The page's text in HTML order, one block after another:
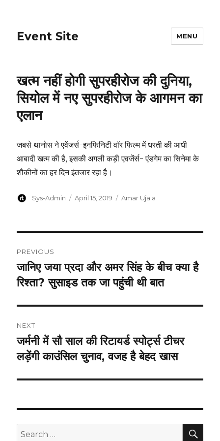
Event Site MENU
खत्म नहीं होगी सुपरहीरोज की दुनिया,
सियोल में नए सुपरहीरोज के आगमन का
एलान
जबसे थानोस ने एवेंजर्स-इनफिनिटी वॉर फिल्म में धरती की आधी
आबादी खत्म की है, इसकी अगली कड़ी एवजेंर्स- एंडगेम का सिनेमा के
शौकीनों का हर दिन इंतजार रहा है।
Author
Sys-Admin
Posted
April 15, 2019 Categories
Amar Ujala
navigation
PREVIOUS
Previous
post:
जानिए जया प्रदा और अमर सिंह के बीच क्या है
रिश्ता? सुसाइड तक जा पहुंची थी बात
NEXT
Next
post:
जर्मनी में सौ साल की रिटायर्ड स्पोर्ट्स टीचर
लड़ेंगी काउंसिल चुनाव, वजह है बेहद खास
Search